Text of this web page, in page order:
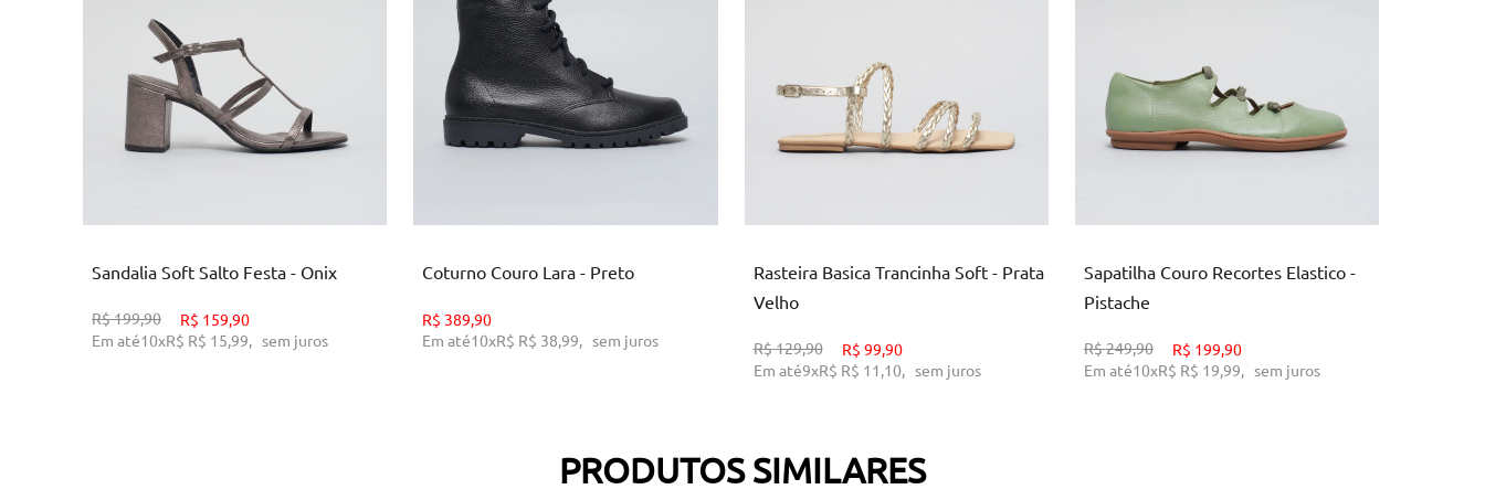
Sandalia Soft Salto Festa - Onix
R$199,90 R$ 159,90
Em até10xR$ R$ 15,99, sem juros
Coturno Couro Lara - Preto
R$ 389,90
Em até10xR$ R$ 38,99, sem juros
Rasteira Basica Trancinha Soft - Prata
Velho
R$129,90 R$ 99,90
Em até9xR$ R$ 11,10, sem juros
Sapatilha Couro Recortes Elastico -
Pistache
R$249,90 R$ 199,90
Em até10xR$ R$ 19,99, sem juros
PRODUTOS SIMILARES